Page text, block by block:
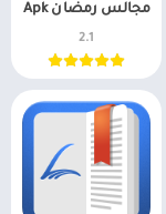
مجالس رمضان Apk
2.1